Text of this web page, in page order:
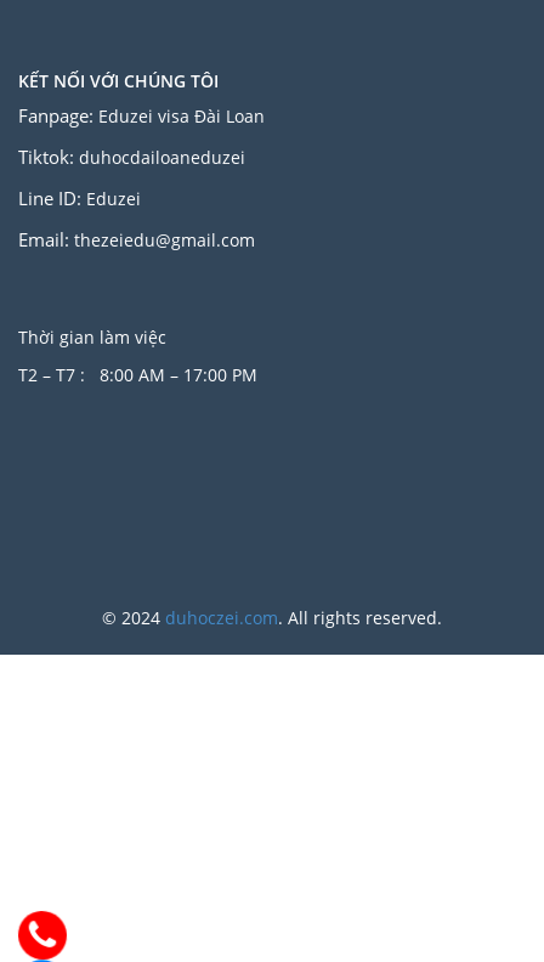
KẾT NỐI VỚI CHÚNG TÔI
Fanpage: Eduzei visa Đài Loan
Tiktok: duhocdailoaneduzei
Line ID: Eduzei
Email: thezeiedu@gmail.com
Thời gian làm việc
T2 – T7 : 8:00 AM – 17:00 PM
© 2024 duhoczei.com. All rights reserved.